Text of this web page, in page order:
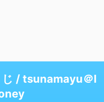
じ / tsunamayu＠I